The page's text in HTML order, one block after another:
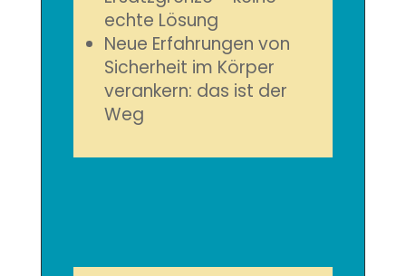
echte Lösung
Neue Erfahrungen von
Sicherheit im Körper
verankern: das ist der
Weg